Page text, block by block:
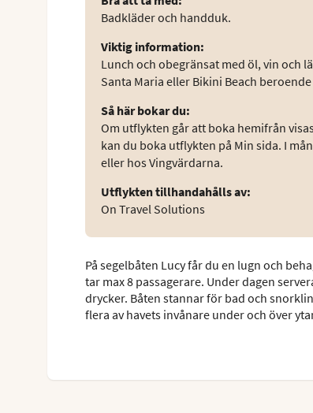
Badkläder och handduk.
Viktig information:
Lunch och obegränsat med öl, vin och
Santa Maria eller Bikini Beach
Så här bokar du:
Om utflykten går att boka hemifrån
kan du boka utflykten på Min sida. I
eller hos Vingvärdarna.
Utflykten tillhandahålls av:
On Travel Solutions
På segelbåten Lucy får du en lugn och
tar max 8 passagerare. Under dagen
drycker. Båten stannar för bad och
flera av havets invånare under och över